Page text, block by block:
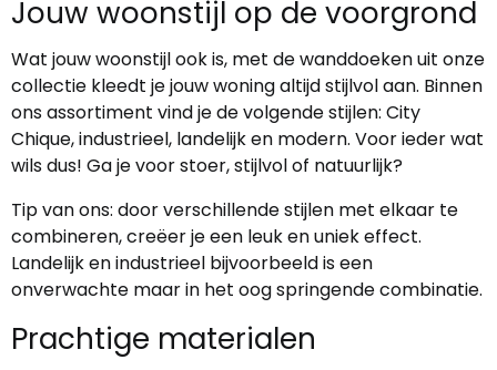
Jouw woonstijl op de voorgrond
Wat jouw woonstijl ook is, met de wanddoeken uit onze
collectie kleedt je jouw woning altijd stijlvol aan. Binnen
ons assortiment vind je de volgende stijlen: City
Chique, industrieel, landelijk en modern. Voor ieder wat
wils dus! Ga je voor stoer, stijlvol of natuurlijk?
Tip van ons: door verschillende stijlen met elkaar te
combineren, creëer je een leuk en uniek effect.
Landelijk en industrieel bijvoorbeeld is een
onverwachte maar in het oog springende combinatie.
Prachtige materialen